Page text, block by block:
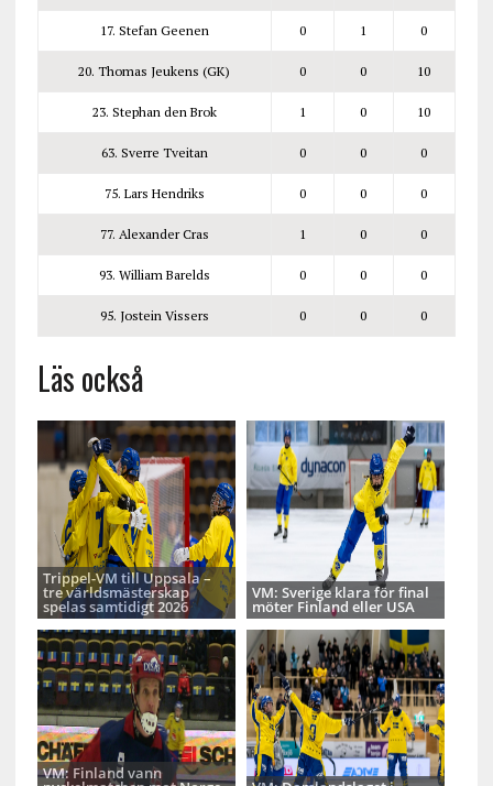
17. Stefan Geenen 0 1 0
20. Thomas Jeukens (GK) 0 0 10
23. Stephan den Brok 1 0 10
63. Sverre Tveitan 0 0 0
75. Lars Hendriks 0 0 0
77. Alexander Cras 1 0 0
93. William Barelds 0 0 0
95. Jostein Vissers 0 0 0
Läs också
Trippel-VM till Uppsala –
tre världsmästerskap
spelas samtidigt 2026
VM: Sverige klara för final
möter Finland eller USA
VM: Finland vann